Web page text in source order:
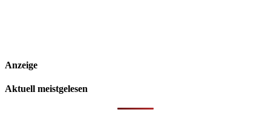
Anzeige
Aktuell meistgelesen